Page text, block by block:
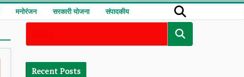
मनोरंजन सरकारी योजना संपादकीय
Recent Posts